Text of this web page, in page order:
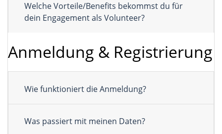
Welche Vorteile/Benefits bekommst du für
dein Engagement als Volunteer?
Anmeldung & Registrierung
Wie funktioniert die Anmeldung?
Was passiert mit meinen Daten?